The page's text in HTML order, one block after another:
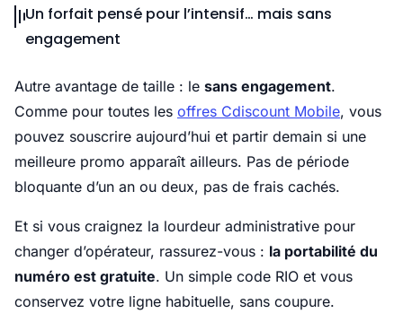
Un forfait pensé pour l’intensif… mais sans
engagement
Autre avantage de taille : le sans engagement.
Comme pour toutes les offres Cdiscount Mobile, vous
pouvez souscrire aujourd’hui et partir demain si une
meilleure promo apparaît ailleurs. Pas de période
bloquante d’un an ou deux, pas de frais cachés.
Et si vous craignez la lourdeur administrative pour
changer d’opérateur, rassurez-vous : la portabilité du
numéro est gratuite. Un simple code RIO et vous
conservez votre ligne habituelle, sans coupure.